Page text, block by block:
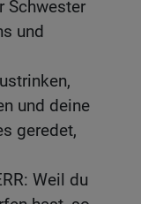
Schwester
und
und deine
geredet,
Weil du